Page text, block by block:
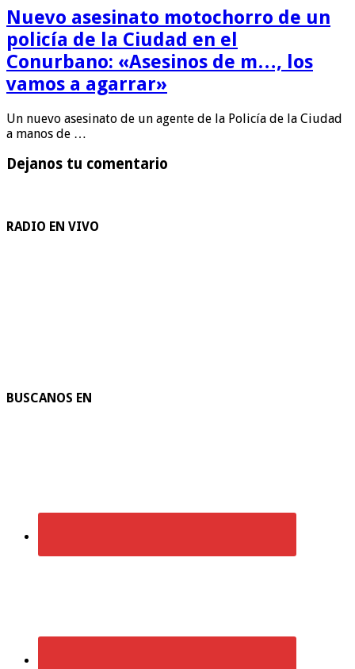
Nuevo asesinato motochorro de un
policía de la Ciudad en el
Conurbano: «Asesinos de m…, los
vamos a agarrar»
Un nuevo asesinato de un agente de la Policía de la Ciudad
a manos de …
Dejanos tu comentario
RADIO EN VIVO
BUSCANOS EN